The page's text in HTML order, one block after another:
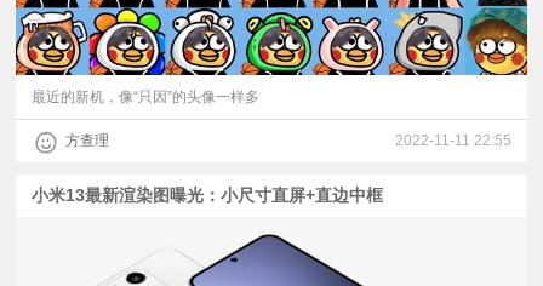
最近的新机，像“只因”的头像一样多
方查理 2022-11-11 22:55
小米13最新渲染图曝光：小尺寸直屏+直边中框